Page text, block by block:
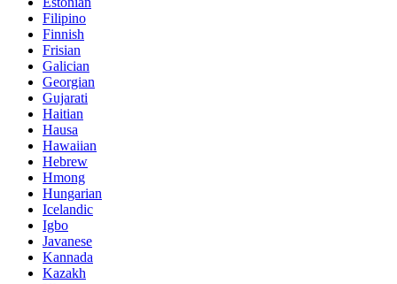
Filipino
Finnish
Frisian
Galician
Georgian
Gujarati
Haitian
Hausa
Hawaiian
Hebrew
Hmong
Hungarian
Icelandic
Igbo
Javanese
Kannada
Kazakh